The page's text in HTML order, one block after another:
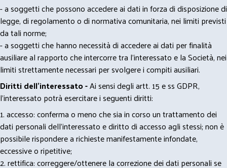
- a soggetti che possono accedere ai dati in forza di disposizione di
legge, di regolamento o di normativa comunitaria, nei limiti previsti
da tali norme;
- a soggetti che hanno necessità di accedere ai dati per finalità
ausiliare al rapporto che intercorre tra l’interessato e la Società, nei
limiti strettamente necessari per svolgere i compiti ausiliari.
Diritti dell’interessato -Ai sensi degli artt. 15 e ss GDPR,
l’interessato potrà esercitare i seguenti diritti:
1. accesso: conferma o meno che sia in corso un trattamento dei
dati personali dell’interessato e diritto di accesso agli stessi; non è
possibile rispondere a richieste manifestamente infondate,
eccessive o ripetitive;
2. rettifica: correggere/ottenere la correzione dei dati personali se